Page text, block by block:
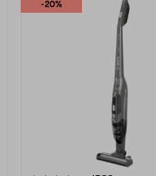
-20%